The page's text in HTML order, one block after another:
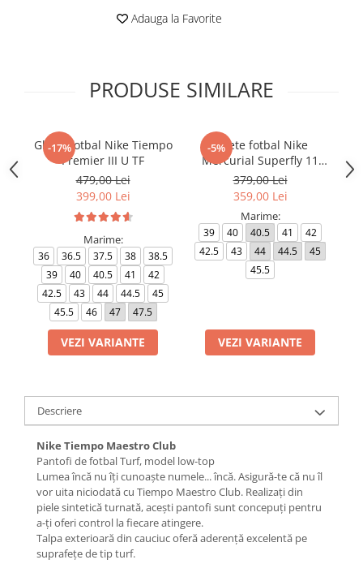
Adauga la Favorite
PRODUSE SIMILARE
-17%
Ghete fotbal Nike Tiempo
Premier III U TF
479,00 Lei
399,00 Lei
Marime:
36 36.5 37.5 38
38.5
39
40 40.5 41
42
42.5
43 44 44.5
45
45.5
46 47 47.5
VEZI VARIANTE
-5%
Ghete fotbal Nike
Mercurial Superfly 11
Club TF
379,00 Lei
359,00 Lei
Marime:
39 40 40.5 41
42
42.5
43 44 44.5
45
45.5
VEZI VARIANTE
Descriere
Nike Tiempo Maestro Club
Pantofi de fotbal Turf, model low-top
Lumea încă nu îți cunoaște numele... încă. Asigură-te că nu îl
vor uita niciodată cu Tiempo Maestro Club. Realizați din
piele sintetică turnată, acești pantofi sunt concepuți pentru
a-ți oferi control la fiecare atingere.
Talpa exterioară din cauciuc oferă aderență excelentă pe
suprafețe de tip turf.